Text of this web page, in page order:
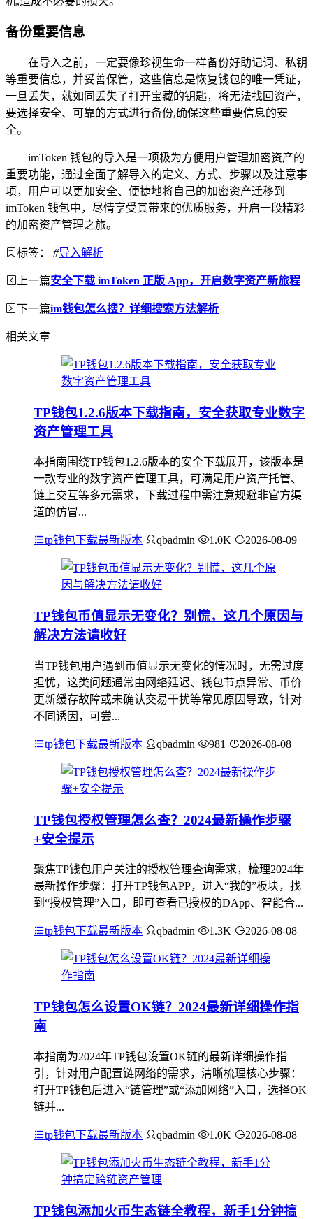
备份重要信息
在导入之前，一定要像珍视生命一样备份好助记词、私钥
等重要信息，并妥善保管，这些信息是恢复钱包的唯一凭证，
一旦丢失，就如同丢失了打开宝藏的钥匙，将无法找回资产，
要选择安全、可靠的方式进行备份,确保这些重要信息的安
全。
imToken 钱包的导入是一项极为方便用户管理加密资产的
重要功能，通过全面了解导入的定义、方式、步骤以及注意事
项，用户可以更加安全、便捷地将自己的加密资产迁移到
imToken 钱包中，尽情享受其带来的优质服务，开启一段精彩
的加密资产管理之旅。
标签： #导入解析
上一篇安全下载 imToken 正版 App，开启数字资产新旅程
下一篇im钱包怎么搜？详细搜索方法解析
相关文章
TP钱包1.2.6版本下载指南，安全获取专业数字
资产管理工具
本指南围绕TP钱包1.2.6版本的安全下载展开，该版本是
一款专业的数字资产管理工具，可满足用户资产托管、
链上交互等多元需求，下载过程中需注意规避非官方渠
道的仿冒...
tp钱包下载最新版本 qbadmin 1.0K 2026-08-09
TP钱包币值显示无变化？别慌，这几个原因与
解决方法请收好
当TP钱包用户遇到币值显示无变化的情况时，无需过度
担忧，这类问题通常由网络延迟、钱包节点异常、币价
更新缓存故障或未确认交易干扰等常见原因导致，针对
不同诱因，可尝...
tp钱包下载最新版本 qbadmin 981 2026-08-08
TP钱包授权管理怎么查？2024最新操作步骤
+安全提示
聚焦TP钱包用户关注的授权管理查询需求，梳理2024年
最新操作步骤：打开TP钱包APP，进入“我的”板块，找
到“授权管理”入口，即可查看已授权的DApp、智能合...
tp钱包下载最新版本 qbadmin 1.3K 2026-08-08
TP钱包怎么设置OK链？2024最新详细操作指
南
本指南为2024年TP钱包设置OK链的最新详细操作指
引，针对用户配置链网络的需求，清晰梳理核心步骤：
打开TP钱包后进入“链管理”或“添加网络”入口，选择OK
链并...
tp钱包下载最新版本 qbadmin 1.0K 2026-08-08
TP钱包添加火币生态链全教程，新手1分钟搞